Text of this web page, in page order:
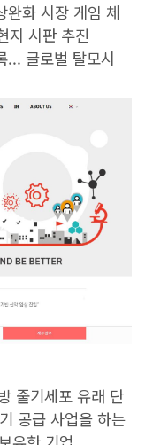
화 시장 게임 체
지 시판 추진
글로벌 탈모시
줄기세포 유래 단
공급 사업을 하는